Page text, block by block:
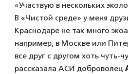
«Участвую в нескольких
В «Чистой среде» у меня
Краснодаре не так много
например, в Москве или
все друг с другом хоть чуть-
рассказала АСИ доброволец